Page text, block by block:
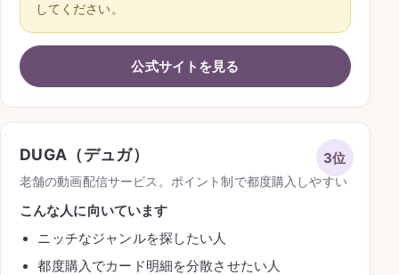
してください。
公式サイトを見る
3位
DUGA（デュガ）
老舗の動画配信サービス。ポイント制で都度購入しやすい
こんな人に向いています
ニッチなジャンルを探したい人
都度購入でカード明細を分散させたい人